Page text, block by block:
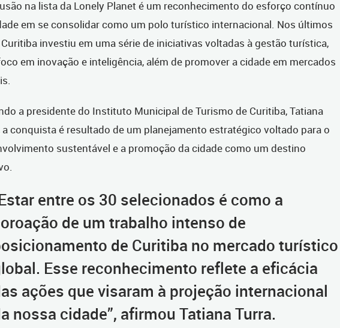
na lista da Lonely Planet é um reconhecimento do esforço contínuo
em se consolidar como um polo turístico internacional. Nos últimos
Curitiba investiu em uma série de iniciativas voltadas à gestão turística,
em inovação e inteligência, além de promover a cidade em mercados
a presidente do Instituto Municipal de Turismo de Curitiba, Tatiana
a conquista é resultado de um planejamento estratégico voltado para o
sustentável e a promoção da cidade como um destino
entre os 30 selecionados é como a
de um trabalho intenso de
de Curitiba no mercado turístico
Esse reconhecimento reflete a eficácia
ações que visaram à projeção internacional
nossa cidade”, afirmou Tatiana Turra.